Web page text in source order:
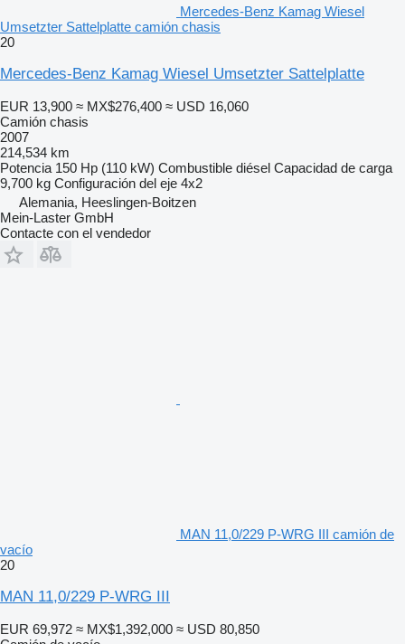
Mercedes-Benz Kamag Wiesel
Umsetzter Sattelplatte camión chasis
20
Mercedes-Benz Kamag Wiesel Umsetzter Sattelplatte
EUR 13,900 ≈ MX$276,400 ≈ USD 16,060
Camión chasis
2007
214,534 km
Potencia 150 Hp (110 kW) Combustible diésel Capacidad de carga
9,700 kg Configuración del eje 4x2
Alemania, Heeslingen-Boitzen
Mein-Laster GmbH
Contacte con el vendedor
MAN 11,0/229 P-WRG III camión de
vacío
20
MAN 11,0/229 P-WRG III
EUR 69,972 ≈ MX$1,392,000 ≈ USD 80,850